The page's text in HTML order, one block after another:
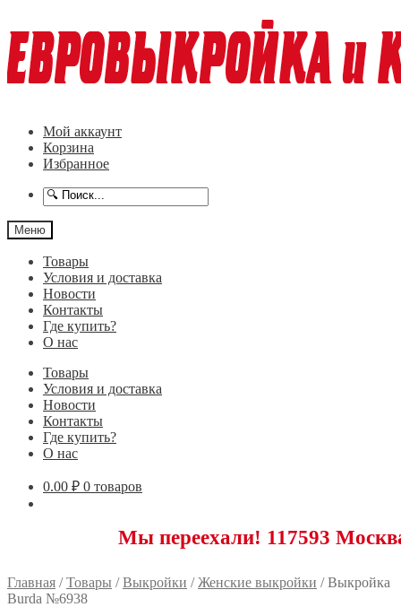
к
навигации
к
содержимому
Мой аккаунт
Корзина
Избранное
Меню
Товары
Условия и доставка
Новости
Контакты
Где купить?
О нас
Товары
Условия и доставка
Новости
Контакты
Где купить?
О нас
0.00 ₽ 0 товаров
Мы переехали! 117593 Москва,
Главная /Товары /Выкройки /Женские выкройки /Выкройка
Burda №6938